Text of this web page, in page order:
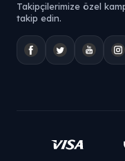
Takipçilerimize özel
takip edin.